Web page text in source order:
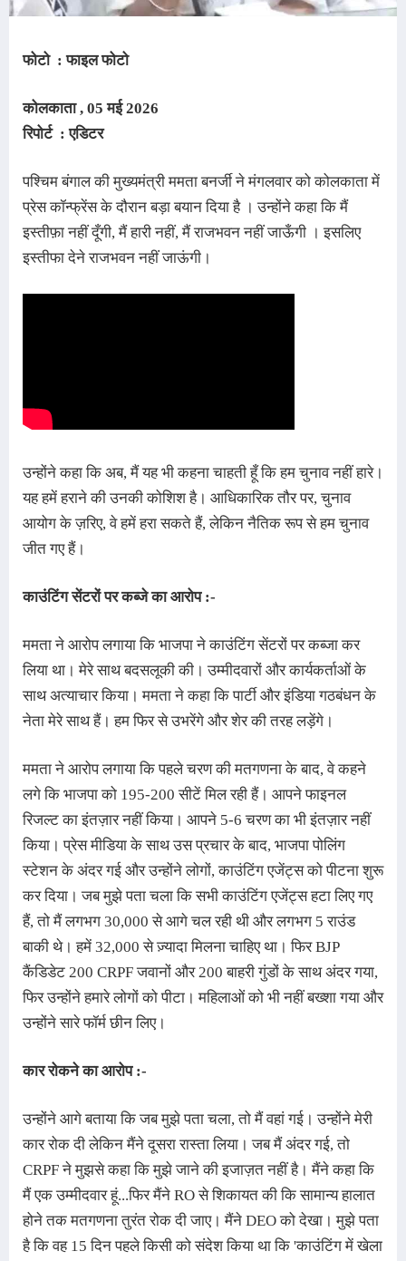
फोटो : फाइल फोटो
कोलकाता , 05 मई2026
रिपोर्ट : एडिटर
पश्चिम बंगाल की मुख्यमंत्री ममता बनर्जी ने मंगलवार को कोलकाता में
प्रेस कॉन्फ्रेंस के दौरान बड़ा बयान दिया है । उन्होंने कहा कि मैं
इस्तीफ़ा नहीं दूँगी, मैं हारी नहीं, मैं राजभवन नहीं जाऊँगी । इसलिए
इस्तीफा देने राजभवन नहीं जाऊंगी।
उन्होंने कहा कि अब, मैं यह भी कहना चाहती हूँ कि हम चुनाव नहीं हारे।
यह हमें हराने की उनकी कोशिश है। आधिकारिक तौर पर, चुनाव
आयोग के ज़रिए, वे हमें हरा सकते हैं, लेकिन नैतिक रूप से हम चुनाव
जीत गए हैं।
काउंटिंग सेंटरों पर कब्जे का आरोप :-
ममता ने आरोप लगाया कि भाजपा ने काउंटिंग सेंटरों पर कब्जा कर
लिया था। मेरे साथ बदसलूकी की। उम्मीदवारों और कार्यकर्ताओं के
साथ अत्याचार किया। ममता ने कहा कि पार्टी और इंडिया गठबंधन के
नेता मेरे साथ हैं। हम फिर से उभरेंगे और शेर की तरह लड़ेंगे।
ममता ने आरोप लगाया कि पहले चरण की मतगणना के बाद, वे कहने
लगे कि भाजपा को 195-200 सीटें मिल रही हैं। आपने फाइनल
रिजल्ट का इंतज़ार नहीं किया। आपने 5-6 चरण का भी इंतज़ार नहीं
किया। प्रेस मीडिया के साथ उस प्रचार के बाद, भाजपा पोलिंग
स्टेशन के अंदर गई और उन्होंने लोगों, काउंटिंग एजेंट्स को पीटना शुरू
कर दिया। जब मुझे पता चला कि सभी काउंटिंग एजेंट्स हटा लिए गए
हैं, तो मैं लगभग 30,000 से आगे चल रही थी और लगभग 5 राउंड
बाकी थे। हमें 32,000 से ज़्यादा मिलना चाहिए था। फिर BJP
कैंडिडेट 200 CRPF जवानों और 200 बाहरी गुंडों के साथ अंदर गया,
फिर उन्होंने हमारे लोगों को पीटा। महिलाओं को भी नहीं बख्शा गया और
उन्होंने सारे फॉर्म छीन लिए।
कार रोकने का आरोप :-
उन्होंने आगे बताया कि जब मुझे पता चला, तो मैं वहां गई। उन्होंने मेरी
कार रोक दी लेकिन मैंने दूसरा रास्ता लिया। जब मैं अंदर गई, तो
CRPF ने मुझसे कहा कि मुझे जाने की इजाज़त नहीं है। मैंने कहा कि
मैं एक उम्मीदवार हूं...फिर मैंने RO से शिकायत की कि सामान्य हालात
होने तक मतगणना तुरंत रोक दी जाए। मैंने DEO को देखा। मुझे पता
है कि वह 15 दिन पहले किसी को संदेश किया था कि 'काउंटिंग में खेला